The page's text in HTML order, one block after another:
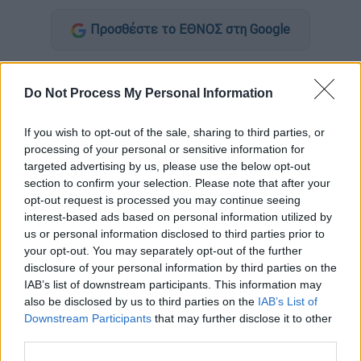
Do Not Process My Personal Information
If you wish to opt-out of the sale, sharing to third parties, or
processing of your personal or sensitive information for
targeted advertising by us, please use the below opt-out
section to confirm your selection. Please note that after your
opt-out request is processed you may continue seeing
interest-based ads based on personal information utilized by
us or personal information disclosed to third parties prior to
your opt-out. You may separately opt-out of the further
disclosure of your personal information by third parties on the
IAB’s list of downstream participants. This information may
also be disclosed by us to third parties on the IAB’s List of
Downstream Participants that may further disclose it to other
Προσθέστε το ΕΘΝΟΣ στη Google
καταγγελίεςτριών γυναικών εκπαιδευτικών
εκπαιδευτικό στέλεχος της Δυτικής
Ελλάδας.
ΔΙΑΒΑΣΤΕ ΕΠΙΣΗΣ
Ελλάδα|12.02.2025 14:28
Τραγωδία στην Αιτωλοακαρνανία:
Ηλικιωμένη βρέθηκε
απανθρακώθηκε στο σπίτι της μετά
από φωτιλα